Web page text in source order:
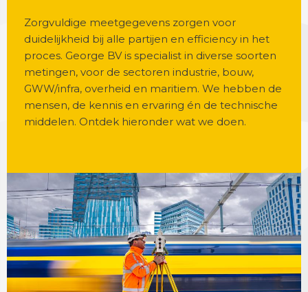
Zorgvuldige meetgegevens zorgen voor
duidelijkheid bij alle partijen en efficiency in het
proces. George BV is specialist in diverse soorten
metingen, voor de sectoren industrie, bouw,
GWW/infra, overheid en maritiem. We hebben de
mensen, de kennis en ervaring én de technische
middelen. Ontdek hieronder wat we doen.